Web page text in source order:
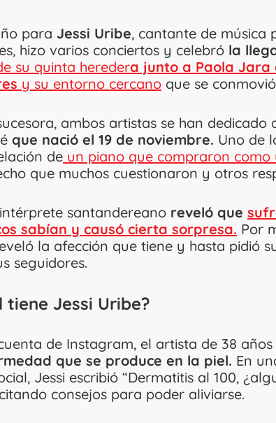
para Jessi Uribe, cantante de música
hizo varios conciertos y celebró la
su quinta heredera junto a Paola
y su entorno cercano que se
ambos artistas se han dedicado
que nació el 19 de noviembre. Uno de
de un piano que compraron como
que muchos cuestionaron y otros
santandereano reveló que
sabían y causó cierta sorpresa. Por
la afección que tiene y hasta pidió
seguidores.
Jessi Uribe?
de Instagram, el artista de 38
que se produce en la piel. En
Jessi escribió “Dermatitis al 100,
consejos para poder aliviarse.